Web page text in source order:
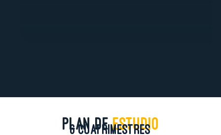
PLAN DEESTUDIO
6 CUATRIMESTRES